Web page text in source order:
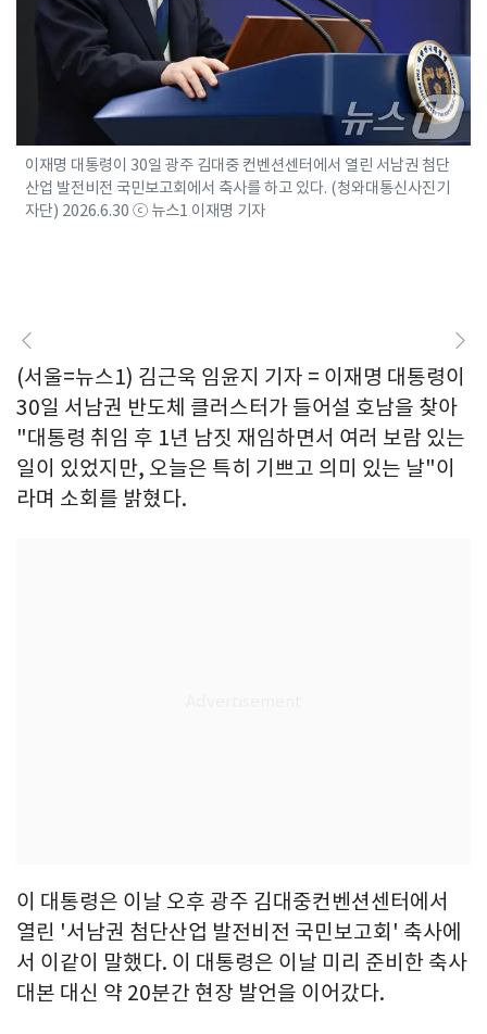
이재명 대통령이 30일 광주 김대중 컨벤션센터에서 열린 서남권 첨단
산업 발전비전 국민보고회에서 축사를 하고 있다. (청와대통신사진기
자단) 2026.6.30 ⓒ 뉴스1 이재명 기자
(서울=뉴스1) 김근욱 임윤지 기자 = 이재명 대통령이
30일 서남권 반도체 클러스터가 들어설 호남을 찾아
"대통령 취임 후 1년 남짓 재임하면서 여러 보람 있는
일이 있었지만, 오늘은 특히 기쁘고 의미 있는 날"이
라며 소회를 밝혔다.
이 대통령은 이날 오후 광주 김대중컨벤션센터에서
열린 '서남권 첨단산업 발전비전 국민보고회' 축사에
서 이같이 말했다. 이 대통령은 이날 미리 준비한 축사
대본 대신 약 20분간 현장 발언을 이어갔다.